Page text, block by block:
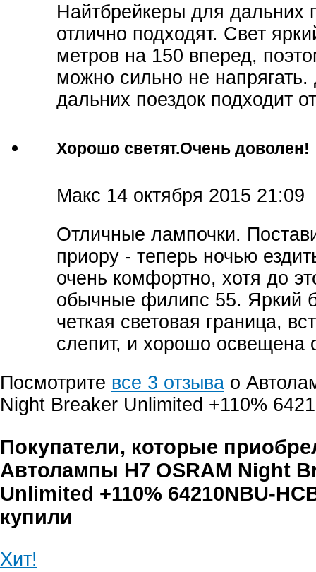
Найтбрейкеры для дальних
отлично подходят. Свет
метров на 150 вперед,
можно сильно не напрягать.
дальних поездок подходит
Хорошо светят.Очень доволен!
Макс 14 октября 2015 21:09
Отличные лампочки.
приору - теперь ночью
очень комфортно, хотя до
обычные филипс 55. Яркий
четкая световая граница,
слепит, и хорошо освещена
Посмотрите все 3 отзыва о
Night Breaker Unlimited +110%
Покупатели, которые
Автолампы H7 OSRAM Night
Unlimited +110% 64210NBU-
купили
Хит!